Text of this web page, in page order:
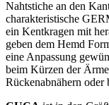
ein Kentkragen mit
geben dem Hemd
eine Anpassung
beim Kürzen der
Rückenabnähern oder
CUCAist in den